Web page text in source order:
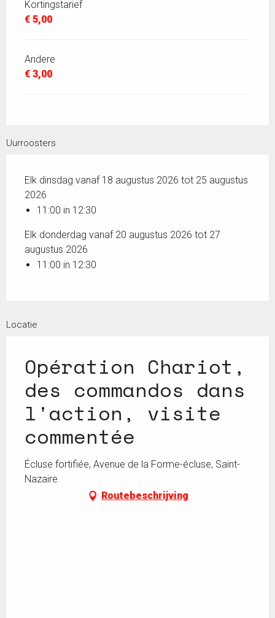
Kortingstarief
€ 5,00
Andere
€ 3,00
Uurroosters
Elk dinsdag vanaf 18 augustus 2026 tot 25 augustus
2026
11:00 in 12:30
Elk donderdag vanaf 20 augustus 2026 tot 27
augustus 2026
11:00 in 12:30
Locatie
Opération Chariot,
des commandos dans
l'action, visite
commentée
Écluse fortifiée, Avenue de la Forme-écluse, Saint-
Nazaire
Routebeschrijving